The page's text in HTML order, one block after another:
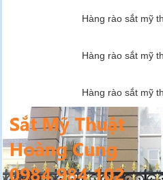
Hàng rào sắt mỹ
Hàng rào sắt mỹ
Hàng rào sắt mỹ